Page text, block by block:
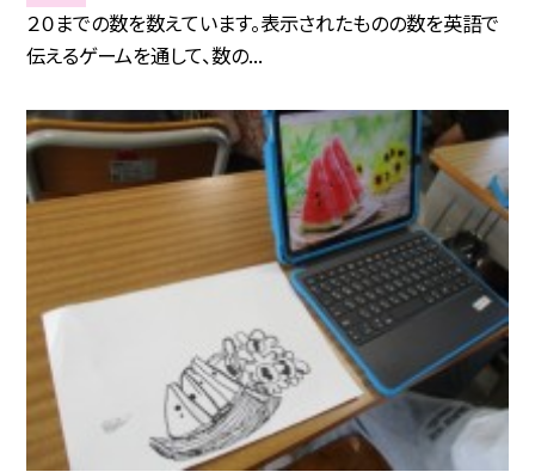
２０までの数を数えています。表示されたものの数を英語で
伝えるゲームを通して、数の...